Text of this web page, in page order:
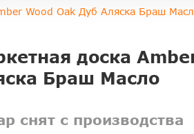
Wood Oak Дуб Аляска Браш
доска
Браш Масло
снят с производства